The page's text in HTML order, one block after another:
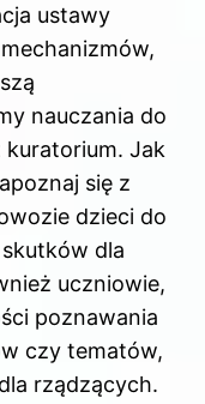
ustawy
nauczania do
Jak
się z
dzieci do
dla
uczniowie,
poznawania
czy tematów,
rządzących.